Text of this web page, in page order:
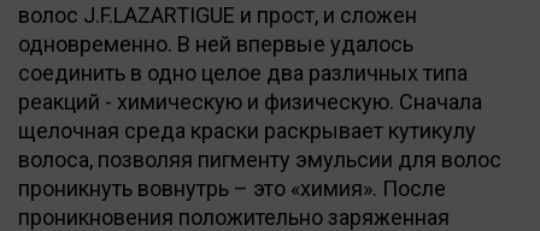
волос J.F.LAZARTIGUE и прост, и сложен
одновременно. В ней впервые удалось
соединить в одно целое два различных типа
реакций - химическую и физическую. Сначала
щелочная среда краски раскрывает кутикулу
волоса, позволяя пигменту эмульсии для волос
проникнуть вовнутрь – это «химия». После
проникновения положительно заряженная